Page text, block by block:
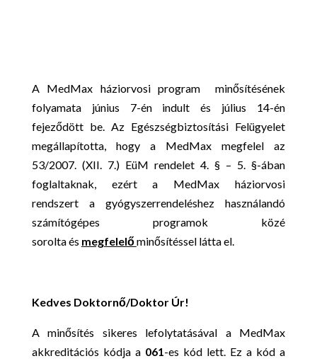
A MedMax háziorvosi program minősítésének
folyamata június 7-én indult és július 14-én
fejeződött be. Az Egészségbiztosítási Felügyelet
megállapította, hogy a MedMax megfelel az
53/2007. (XII. 7.) EüM rendelet 4. § – 5. §-ában
foglaltaknak, ezért a MedMax háziorvosi
rendszert a gyógyszerrendeléshez használandó
számítógépes programok közé
sorolta és megfelelőminősítéssel látta el.
Kedves Doktornő/Doktor Úr!
A minősítés sikeres lefolytatásával a MedMax
akkreditációs kódja a 061-es kód lett. Ez a kód a